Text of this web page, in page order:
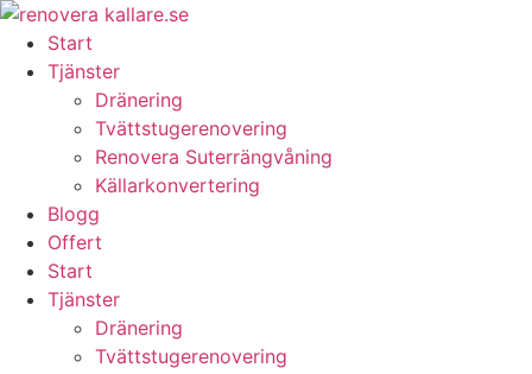
Skip
content
Start
Tjänster
Dränering
Tvättstugerenovering
Renovera Suterrängvåning
Källarkonvertering
Blogg
Offert
Start
Tjänster
Dränering
Tvättstugerenovering